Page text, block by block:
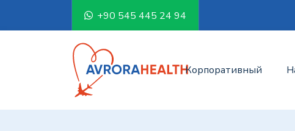
+90 545 445 24 94
Корпоративный